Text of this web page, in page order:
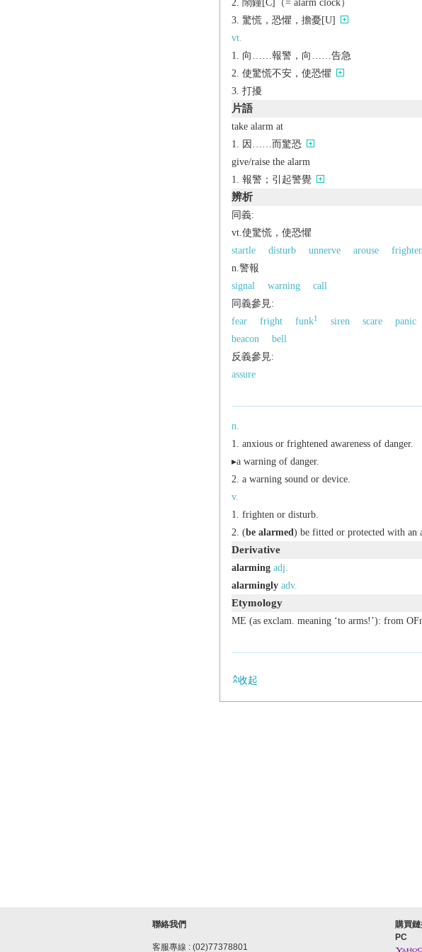
鬧鐘[C]（= alarm clock）
驚慌，恐懼，擔憂[U]
vt.
向……報警，向……告急
使驚慌不安，使恐懼
打擾
片語
take alarm at
因……而驚恐
give/raise the alarm
報警；引起警覺
辨析
同義:
vt.使驚慌，使恐懼
startle
disturb unnerve arouse frighten
n.警報
signal
warning
call
同義參見:
fear
fright funk1 siren scare panic
beacon
bell
反義參見:
assure
n.
anxious or frightened awareness of danger.
▸a warning of danger.
a warning sound or device.
v.
frighten or disturb.
(be alarmed ) be fitted or protected with an
Derivative
alarming adj.
alarmingly adv.
Etymology
ME (as exclam. meaning ‘to arms!’): from OFr.
收起
聯絡我們
客服專線 : (02)77378801
購買鏈
PC